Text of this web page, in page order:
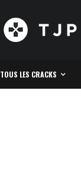
TOUS LES CRACKS